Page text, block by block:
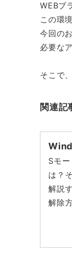
WEBブ
この環
今回の
必要な
そこで
関連記
Sモ
は？
解説
解除